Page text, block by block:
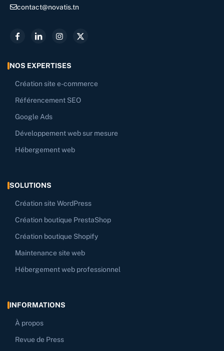
contact@novatis.tn
NOS EXPERTISES
Création site e-commerce
Référencement SEO
Google Ads
Développement web sur mesure
Hébergement web
SOLUTIONS
Création site WordPress
Création boutique PrestaShop
Création boutique Shopify
Maintenance site web
Hébergement web professionnel
INFORMATIONS
À propos
Revue de Press